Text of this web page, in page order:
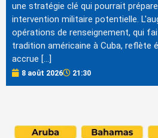
une stratégie clé qui pourrait
intervention militaire potentielle.
opérations de renseignement, qui
tradition américaine à Cuba, reflète
accrue […]
8 août 2026 21:30